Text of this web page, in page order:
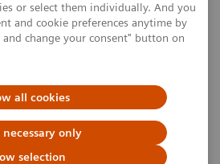
or select them individually. And you
and cookie preferences anytime by
change your consent" button on
all cookies
only
selection
hebt mit
Künstlicher
auf ein